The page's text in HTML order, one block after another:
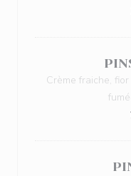
Crème fraiche,